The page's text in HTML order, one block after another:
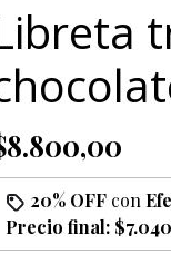
20% OFF con
Precio final: